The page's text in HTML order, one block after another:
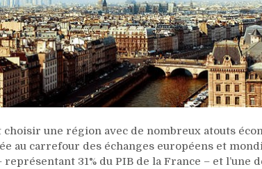
une région avec de nombreux atouts
au carrefour des échanges européens et
31% du PIB de la France – et l’une